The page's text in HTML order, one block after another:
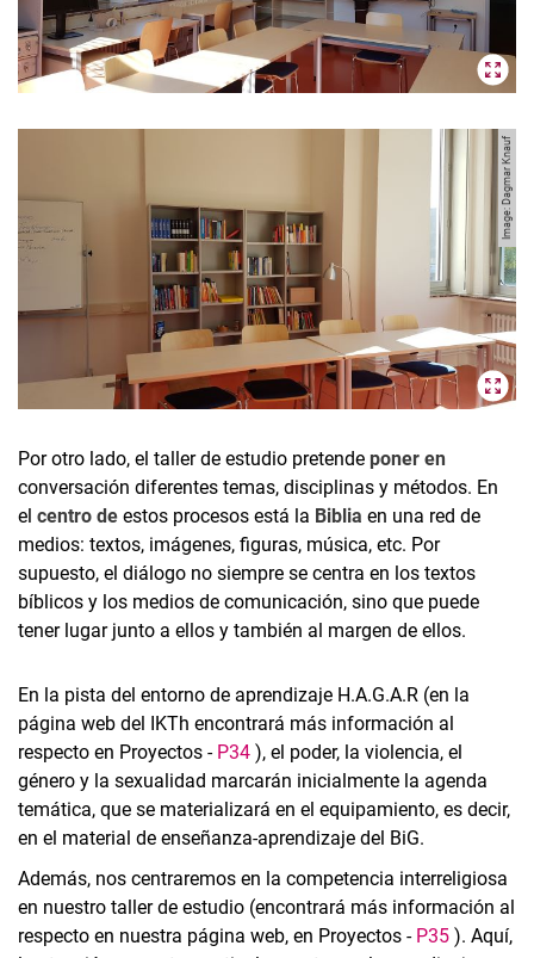
Image: Dagmar Knauf
Por otro lado, el taller de estudio pretende poner en
conversación diferentes temas, disciplinas y métodos. En
el centro de estos procesos está la Biblia en una red de
medios: textos, imágenes, figuras, música, etc. Por
supuesto, el diálogo no siempre se centra en los textos
bíblicos y los medios de comunicación, sino que puede
tener lugar junto a ellos y también al margen de ellos.
En la pista del entorno de aprendizaje H.A.G.A.R (en la
página web del IKTh encontrará más información al
respecto en Proyectos -P34 ), el poder, la violencia, el
género y la sexualidad marcarán inicialmente la agenda
temática, que se materializará en el equipamiento, es decir,
en el material de enseñanza-aprendizaje del BiG.
Además, nos centraremos en la competencia interreligiosa
en nuestro taller de estudio (encontrará más información al
respecto en nuestra página web, en Proyectos - P35 ). Aquí,